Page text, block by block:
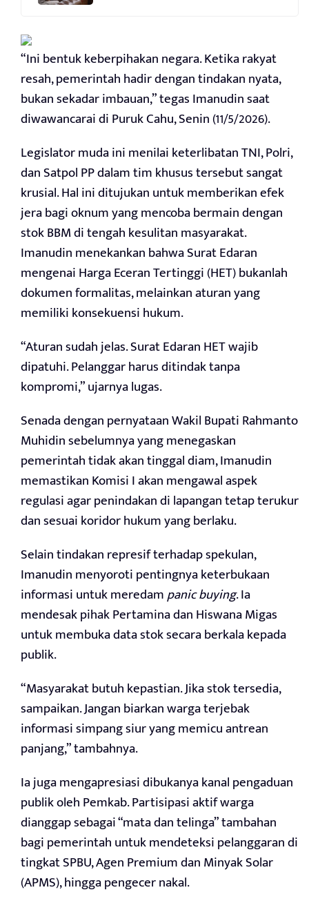
“Ini bentuk keberpihakan negara. Ketika rakyat
resah, pemerintah hadir dengan tindakan nyata,
bukan sekadar imbauan,” tegas Imanudin saat
diwawancarai di Puruk Cahu, Senin (11/5/2026).
Legislator muda ini menilai keterlibatan TNI, Polri,
dan Satpol PP dalam tim khusus tersebut sangat
krusial. Hal ini ditujukan untuk memberikan efek
jera bagi oknum yang mencoba bermain dengan
stok BBM di tengah kesulitan masyarakat.
Imanudin menekankan bahwa Surat Edaran
mengenai Harga Eceran Tertinggi (HET) bukanlah
dokumen formalitas, melainkan aturan yang
memiliki konsekuensi hukum.
“Aturan sudah jelas. Surat Edaran HET wajib
dipatuhi. Pelanggar harus ditindak tanpa
kompromi,” ujarnya lugas.
Senada dengan pernyataan Wakil Bupati Rahmanto
Muhidin sebelumnya yang menegaskan
pemerintah tidak akan tinggal diam, Imanudin
memastikan Komisi I akan mengawal aspek
regulasi agar penindakan di lapangan tetap terukur
dan sesuai koridor hukum yang berlaku.
Selain tindakan represif terhadap spekulan,
Imanudin menyoroti pentingnya keterbukaan
informasi untuk meredampanic buying. Ia
mendesak pihak Pertamina dan Hiswana Migas
untuk membuka data stok secara berkala kepada
publik.
“Masyarakat butuh kepastian. Jika stok tersedia,
sampaikan. Jangan biarkan warga terjebak
informasi simpang siur yang memicu antrean
panjang,” tambahnya.
Ia juga mengapresiasi dibukanya kanal pengaduan
publik oleh Pemkab. Partisipasi aktif warga
dianggap sebagai “mata dan telinga” tambahan
bagi pemerintah untuk mendeteksi pelanggaran di
tingkat SPBU, Agen Premium dan Minyak Solar
(APMS), hingga pengecer nakal.